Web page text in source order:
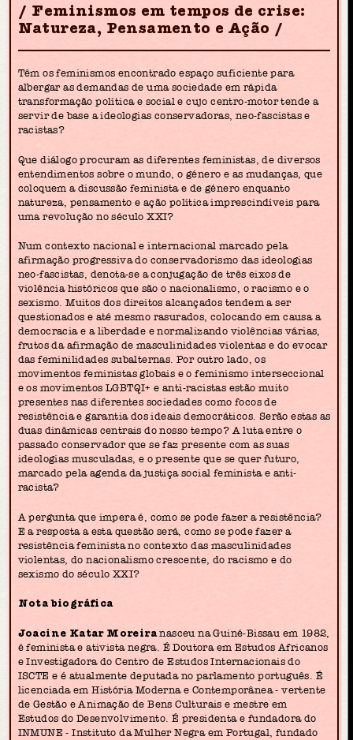
Feminismos em tempos de crise:
Natureza, Pensamento e Ação
Têm os feminismos encontrado espaço suficiente para
albergar as demandas de uma sociedade em rápida
transformação política e social e cujo centro-motor tende a
servir de base a ideologias conservadoras, neo-fascistas e
racistas?
Que diálogo procuram as diferentes feministas, de diversos
entendimentos sobre o mundo, o género e as mudanças, que
coloquem a discussão feminista e de género enquanto
natureza, pensamento e ação política imprescindíveis para
uma revolução no século XXI?
Num contexto nacional e internacional marcado pela
afirmação progressiva do conservadorismo das ideologias
neo-fascistas, denota-se a conjugação de três eixos de
violência históricos que são o nacionalismo, o racismo e o
sexismo. Muitos dos direitos alcançados tendem a ser
questionados e até mesmo rasurados, colocando em causa a
democracia e a liberdade e normalizando violências várias,
frutos da afirmação de masculinidades violentas e do evocar
das feminilidades subalternas. Por outro lado, os
movimentos feministas globais e o feminismo interseccional
e os movimentos LGBTQI+ e anti-racistas estão muito
presentes nas diferentes sociedades como focos de
resistência e garantia dos ideais democráticos. Serão estas as
duas dinâmicas centrais do nosso tempo? A luta entre o
passado conservador que se faz presente com as suas
ideologias musculadas, e o presente que se quer futuro,
marcado pela agenda da justiça social feminista e anti-
racista?
A pergunta que impera é, como se pode fazer a resistência?
E a resposta a esta questão será, como se pode fazer a
resistência feminista no contexto das masculinidades
violentas, do nacionalismo crescente, do racismo e do
sexismo do século XXI?
Nota biográfica
Joacine Katar Moreiranasceu na Guiné-Bissau em 1982,
é feminista e ativista negra. É Doutora em Estudos Africanos
e Investigadora do Centro de Estudos Internacionais do
ISCTE e é atualmente deputada no parlamento português. É
licenciada em História Moderna e Contemporânea - vertente
de Gestão e Animação de Bens Culturais e mestre em
Estudos do Desenvolvimento. É presidenta e fundadora do
INMUNE - Instituto da Mulher Negra em Portugal, fundado